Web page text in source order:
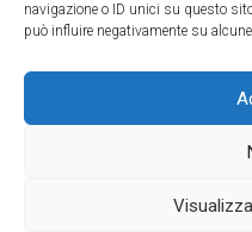
navigazione o ID unici su questo
può influire negativamente su
Eseguiamo anche lavori di
ore
by
Contatti Cambio Serratura